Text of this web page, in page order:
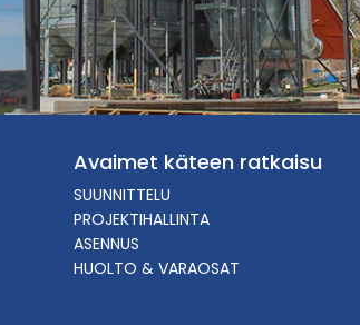
Avaimet käteen ratkaisu
SUUNNITTELU
PROJEKTIHALLINTA
ASENNUS
HUOLTO & VARAOSAT